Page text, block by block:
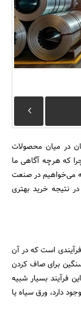
بانک، بیمه و سرمایه
مسکن و ساختمان
در میان محصولات
که هرچه آگاهی ما
می‌خواهیم در صنعت
نتیجه خرید بهتری
است که در آن
برای صاف کردن
فرآیند بسیار شبیه
دارد، ورق سیاه یا